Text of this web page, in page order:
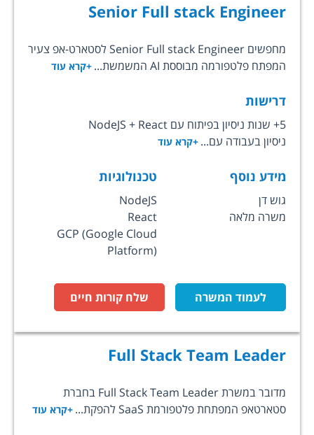
Senior Full stack Engineer
מחפשים Senior Full stack Engineer לסטארט-אפ צעיר
המפתח פלטפורמה מבוססת AI המשמשת...
+קרא עוד
דרישות
5+ שנות ניסיון בפיתוח עם NodeJS + React
ניסיון בעבודה עם... +קרא עוד
מידע נוסף
גוש דן
משרה מלאה
טכנולוגיות
NodeJS
React
GCP (Google Cloud
Platform)
לעמוד המשרה שלח קורות חיים
Full Stack Team Leader
מדובר במשרת Full Stack Team Leader בחברת
סטארטאפ המפתחת פלטפורמת SaaS להפקת...
+קרא עוד